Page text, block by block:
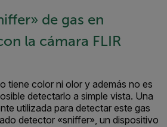
de gas en
la cámara FLIR
tiene color ni olor y además no es
detectarlo a simple vista. Una
utilizada para detectar este gas
detector «sniffer», un dispositivo